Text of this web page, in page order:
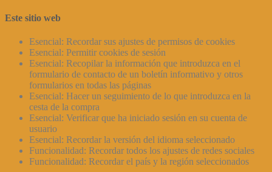
Este sitio web
Esencial: Recordar sus ajustes de permisos de cookies
Esencial: Permitir cookies de sesión
Esencial: Recopilar la información que introduzca en el
formulario de contacto de un boletín informativo y otros
formularios en todas las páginas
Esencial: Hacer un seguimiento de lo que introduzca en la
cesta de la compra
Esencial: Verificar que ha iniciado sesión en su cuenta de
usuario
Esencial: Recordar la versión del idioma seleccionado
Funcionalidad: Recordar todos los ajustes de redes sociales
Funcionalidad: Recordar el país y la región seleccionados